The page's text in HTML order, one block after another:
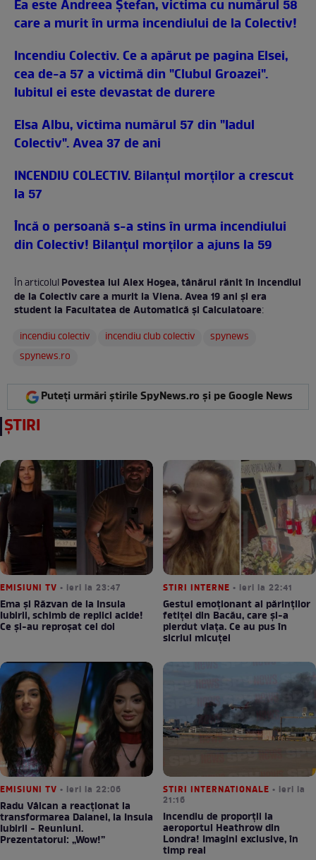
Ea este Andreea Ştefan, victima cu numărul 58
care a murit în urma incendiului de la Colectiv!
Incendiu Colectiv. Ce a apărut pe pagina Elsei,
cea de-a 57 a victimă din "Clubul Groazei".
Iubitul ei este devastat de durere
Elsa Albu, victima numărul 57 din "Iadul
Colectiv". Avea 37 de ani
INCENDIU COLECTIV. Bilanţul morţilor a crescut
la 57
Încă o persoană s-a stins în urma incendiului
din Colectiv! Bilanţul morţilor a ajuns la 59
În articolulPovestea lui Alex Hogea, tânărul rănit în incendiul
de la Colectiv care a murit la Viena. Avea 19 ani şi era
student la Facultatea de Automatică și Calculatoare:
incendiu colectiv
incendiu club colectiv
spynews
spynews.ro
Puteți urmări știrile SpyNews.ro și pe Google News
ȘTIRI
EMISIUNI TV • ieri la 23:47
Ema și Răzvan de la Insula
Iubirii, schimb de replici acide!
Ce și-au reproșat cei doi
STIRI INTERNE • ieri la 22:41
Gestul emoționant al părinților
fetiței din Bacău, care și-a
pierdut viața. Ce au pus în
sicriul micuței
EMISIUNI TV • ieri la 22:06
Radu Vâlcan a reacționat la
transformarea Daianei, la Insula
Iubirii - Reuniuni.
Prezentatorul: „Wow!”
STIRI INTERNATIONALE • ieri la
21:16
Incendiu de proporții la
aeroportul Heathrow din
Londra! Imagini exclusive, în
timp real